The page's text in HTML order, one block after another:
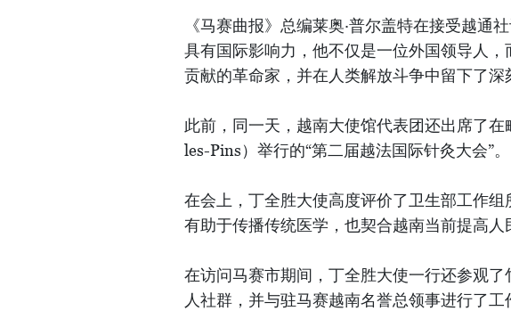
《马赛曲报》总编莱奥·普尔盖特在接受越通
具有国际影响力，他不仅是一位外国领导人
贡献的革命家，并在人类解放斗争中留下了深
此前，同一天，越南大使馆代表团还出席了
les-Pins）举行的“第二届越法国际针灸大会”。
在会上，丁全胜大使高度评价了卫生部工作
有助于传播传统医学，也契合越南当前提高人
在访问马赛市期间，丁全胜大使一行还参观
人社群，并与驻马赛越南名誉总领事进行了工